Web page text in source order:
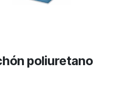
poliuretano